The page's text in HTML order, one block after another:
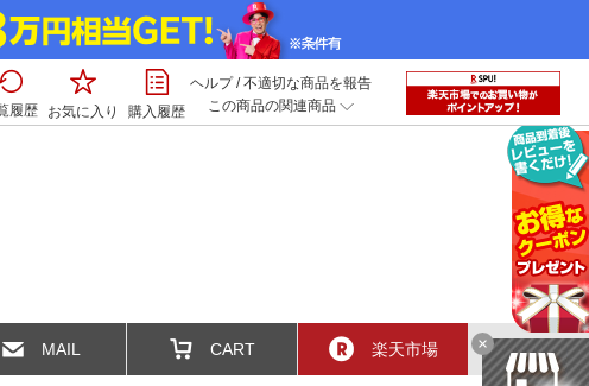
履歴 お気に入り 購入履歴
ヘルプ/不適切な商品を報告
この商品の関連商品
×